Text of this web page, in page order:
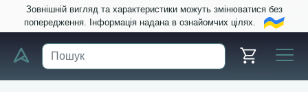
Зовнішній вигляд та характеристики можуть змінюватися без
попередження. Інформація надана в ознайомчих цілях.